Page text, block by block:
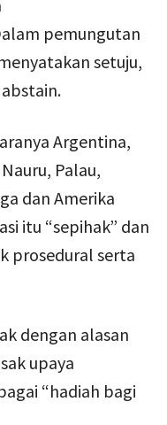
pemungutan
setuju,
Argentina,
Palau,
dan Amerika
itu “sepihak” dan
prosedural serta
dengan alasan
upaya
“hadiah bagi